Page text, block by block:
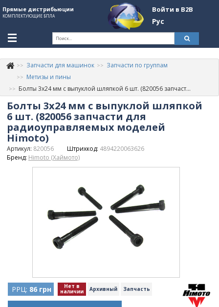
Прямые дистрибьюции
КОМПЛЕКТУЮЩИЕ БПЛА
Войти в B2B
Рус
+380507774092
Информация о компании
About Company
Обзоры
Категории
Запчасти для машинок
Запчасти по группам
Метизы и пины
Болты 3х24 мм с выпуклой шляпкой 6 шт. (820056 запчасти для радиоуправляемых моделей Himoto)
Болты 3х24 мм с выпуклой шляпкой
6 шт. (820056 запчасти для
радиоуправляемых моделей
Himoto)
Артикул: 820056 Штрихкод: 4894220063626
Бренд: Himoto (Хаймото)
РРЦ: 86 грн Нет в
наличии Архивный Запчасть